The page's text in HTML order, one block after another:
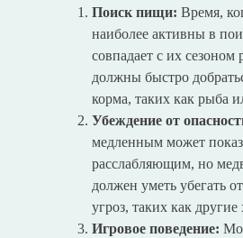
Поиск пищи: Время,
наиболее активны в
совпадает с их
должны быстро
корма, таких как рыба
Убеждение от
медленным может
расслабляющим, но
должен уметь убегать
угроз, таких как
Игровое поведение: